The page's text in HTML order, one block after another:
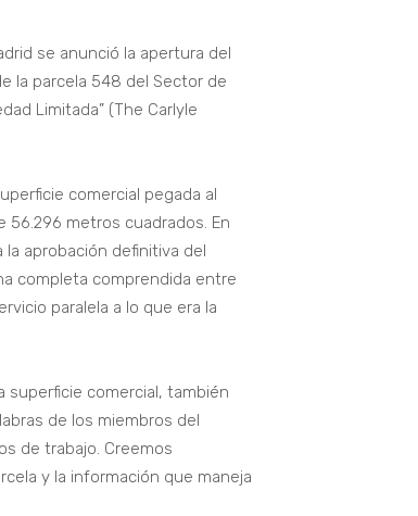
se anunció la apertura del
la parcela 548 del Sector de
Limitada” (The Carlyle
comercial pegada al
metros cuadrados. En
aprobación definitiva del
completa comprendida entre
paralela a lo que era la
comercial, también
de los miembros del
de trabajo. Creemos
y la información que maneja